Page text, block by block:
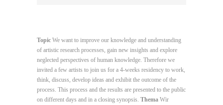
Topic We want to improve our knowledge and understanding
of artistic research processes, gain new insights and explore
neglected perspectives of human knowledge. Therefore we
invited a few artists to join us for a 4-weeks residency to work,
think, discuss, develop ideas and exhibit the outcome of the
process. This process and the results are presented to the public
on different days and in a closing synopsis. Thema Wir